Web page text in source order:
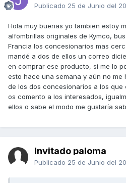
Publicado 25 de Junio del
Hola muy buenas yo tambien estoy
alfombrillas originales de Kymco,
Francia los concesionarios mas
mandé a dos de ellos un correo
en comprar ese producto, si me lo
esto hace una semana y aún no
de los dos concesionarios a los que
os comento a los interesados,
ellos o sabe el modo me gustaría
Invitado paloma
Publicado 25 de Junio del